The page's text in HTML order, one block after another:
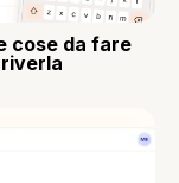
cose da fare